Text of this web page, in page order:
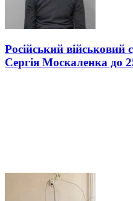
Російський військовий
Сергія Москаленка до